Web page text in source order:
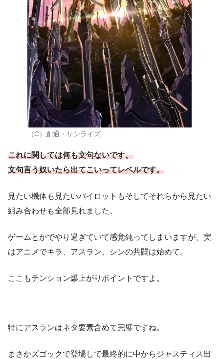
（C）創通・サンライズ
これに関しては何も文句ないです。
文句言う奴いたら出てこいってレベルです。
見たい機体も見たいパイロットもそしてそれらから見たい
組み合わせも全部見れました。
ゲームとかでやり過ぎていて感覚鈍ってしまいますが、実
はアニメでキラ、アスラン、シンの共闘は始めて。
ここもテンション爆上がりポイントですよ。
特にアスランはネタ要素含めて完璧ですね。
まさかズゴックで登場して最終的に中からジャスティス出